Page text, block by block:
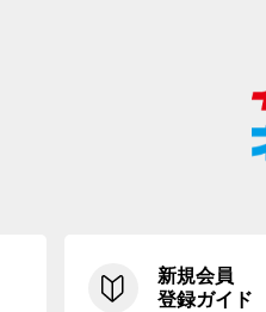
新規会員
登録ガイド